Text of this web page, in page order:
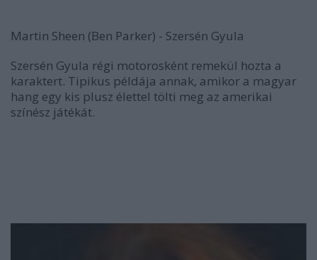
Martin Sheen (Ben Parker) - Szersén Gyula
Szersén Gyula régi motorosként remekül hozta a
karaktert. Tipikus példája annak, amikor a magyar
hang egy kis plusz élettel tölti meg az amerikai
színész játékát.